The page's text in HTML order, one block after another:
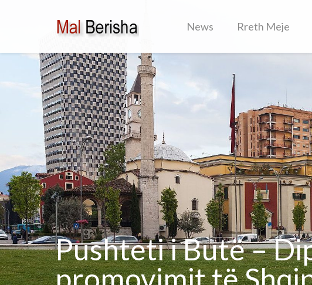
News Rreth Meje
Pushteti i Butë –